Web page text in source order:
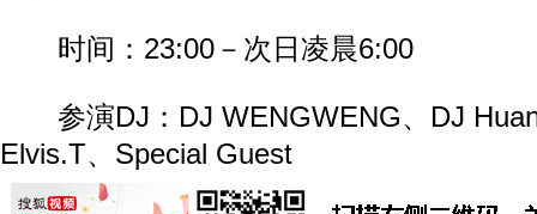
时间：23:00－次日凌晨6:00
参演DJ：DJ WENGWENG、DJ
Elvis.T、Special Guest